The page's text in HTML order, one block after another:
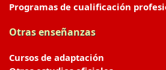
Programas de cualificación
Otras enseñanzas
Cursos de adaptación